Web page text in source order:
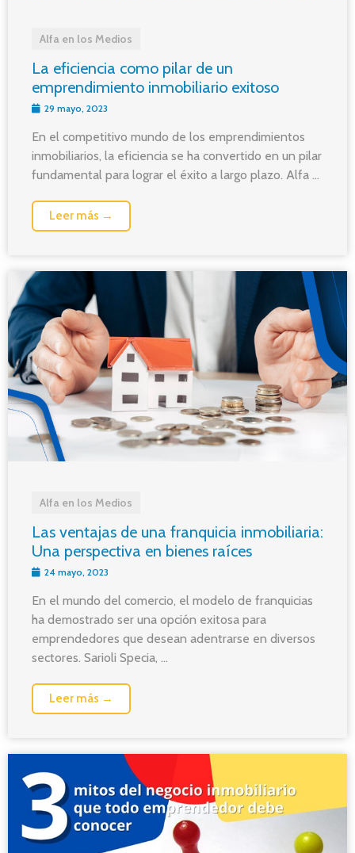
Alfa en los Medios
La eficiencia como pilar de un
emprendimiento inmobiliario exitoso
29 mayo, 2023
En el competitivo mundo de los emprendimientos
inmobiliarios, la eficiencia se ha convertido en un pilar
fundamental para lograr el éxito a largo plazo. Alfa ...
Leer más →
Alfa en los Medios
Las ventajas de una franquicia inmobiliaria:
Una perspectiva en bienes raíces
24 mayo, 2023
En el mundo del comercio, el modelo de franquicias
ha demostrado ser una opción exitosa para
emprendedores que desean adentrarse en diversos
sectores. Sarioli Specia, ...
Leer más →